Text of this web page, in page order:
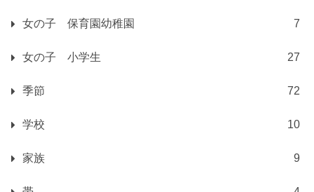
女の子 保育園幼稚園 7
女の子 小学生 27
季節 72
学校 10
家族 9